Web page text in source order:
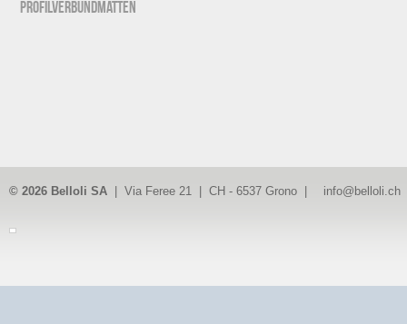
Profilverbundmatten
© 2026 Belloli SA | Via Feree 21 | CH - 6537 Grono | info@belloli.ch